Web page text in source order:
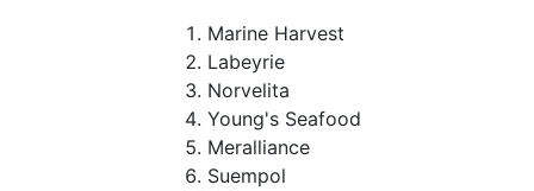
Marine Harvest
Labeyrie
Norvelita
Young's Seafood
Meralliance
Suempol